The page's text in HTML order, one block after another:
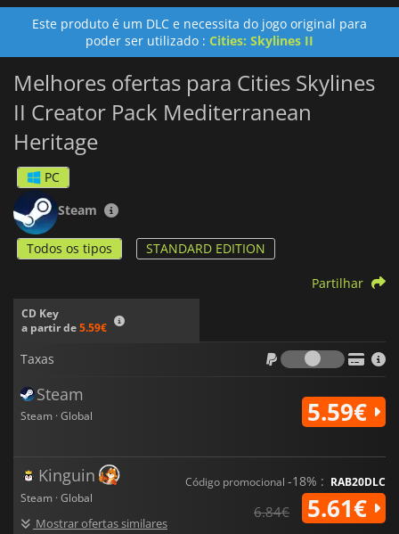
Este produto é um DLC e necessita do jogo original para
poder ser utilizado : Cities: Skylines II
Melhores ofertas para Cities Skylines
II Creator Pack Mediterranean
Heritage
PC
Steam
Todos os tipos STANDARD EDITION
CD Key
a partir de5.59€
Partilhar
Taxas
Taxas
Steam
Steam · Global 5.59€
Kinguin
Steam · Global
Mostrar ofertas similares
Código promocional -18% : RAB20DLC
6.84€ 5.61€